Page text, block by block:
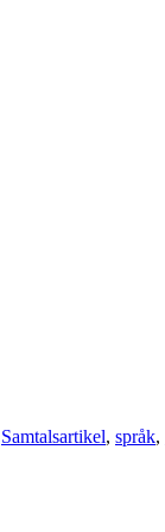
Samtalsartikel, språk,